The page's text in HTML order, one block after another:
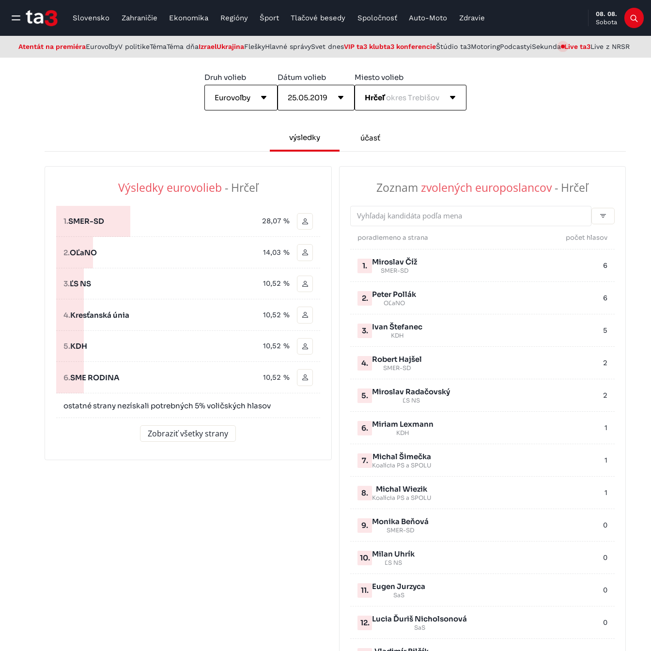
Slovensko Zahraničie Ekonomika Regióny Šport Tlačové besedy Spoločnosť Auto-Moto Zdravie
08. 08.
Sobota
Atentát na premiéraEurovoľbyV politikeTémaTéma dňaIzraelUkrajinaFleškyHlavné správySvet dnesVIP ta3 klubta3 konferencieŠtúdio ta3MotoringPodcastyiSekunda Live ta3Live z NRSR
Druh volieb
Eurovoľby
Dátum volieb
25.05.2019
Miesto volieb
Hrčeľ okres Trebišov
výsledky účasť
Výsledky eurovolieb - Hrčeľ
1.SMER-SD 28,07 %
2.OĽaNO 14,03 %
3.ĽS NS 10,52 %
4.Kresťanská únia 10,52 %
5.KDH 10,52 %
6.SME RODINA 10,52 %
ostatné strany nezískali potrebných 5% voličských hlasov
Zobraziť všetky strany
Zoznam zvolených europoslancov- Hrčeľ
poradiemeno a strana počet hlasov
1. Miroslav Číž
SMER-SD
6
2. Peter Pollák
OĽaNO
6
3. Ivan Štefanec
KDH
5
4. Robert Hajšel
SMER-SD
2
5. Miroslav Radačovský
ĽS NS
2
6. Miriam Lexmann
KDH
1
7. Michal Šimečka
Koalícia PS a SPOLU
1
8. Michal Wiezik
Koalícia PS a SPOLU
1
9. Monika Beňová
SMER-SD
0
10. Milan Uhrík
ĽS NS
0
11. Eugen Jurzyca
SaS
0
12. Lucia Ďuriš Nicholsonová
SaS
0